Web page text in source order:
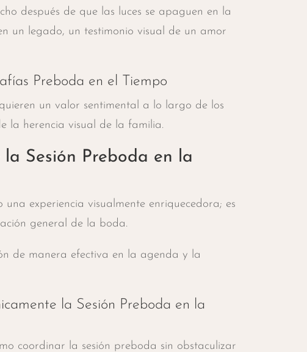
después de que las luces se apaguen en la
un legado, un testimonio visual de un amor
Preboda en el Tiempo
un valor sentimental a lo largo de los
la herencia visual de la familia.
Sesión Preboda en la
experiencia visualmente enriquecedora; es
general de la boda.
de manera efectiva en la agenda y la
la Sesión Preboda en la
coordinar la sesión preboda sin obstaculizar